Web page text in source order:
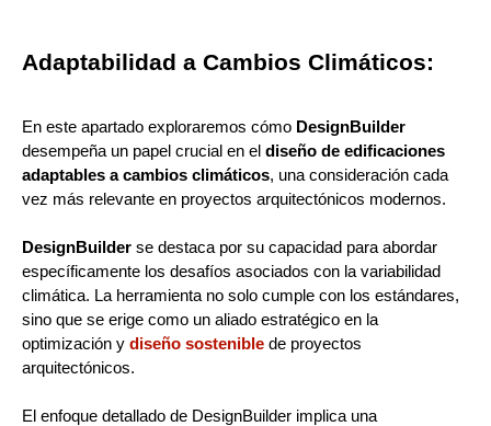
Adaptabilidad a Cambios Climáticos:
En este apartado exploraremos cómo DesignBuilder
desempeña un papel crucial en el diseño de edificaciones
adaptables a cambios climáticos, una consideración cada
vez más relevante en proyectos arquitectónicos modernos.
DesignBuilder se destaca por su capacidad para abordar
específicamente los desafíos asociados con la variabilidad
climática. La herramienta no solo cumple con los estándares,
sino que se erige como un aliado estratégico en la
optimización y diseño sostenible de proyectos
arquitectónicos.
El enfoque detallado de DesignBuilder implica una